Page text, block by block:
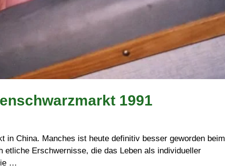
1991
in China. Manches ist heute definitiv besser geworden beim
etliche Erschwernisse, die das Leben als individueller
…